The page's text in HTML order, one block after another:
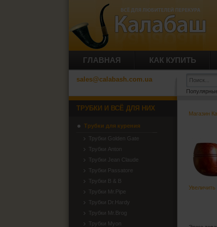
ГЛАВНАЯ КАК КУПИТЬ
sales@calabash.com.ua
Магазин
Увеличить
ТРУБКИ И ВСЁ ДЛЯ НИХ
Трубки для курения
Трубки Golden Gate
Трубки Anton
Трубки Jean Claude
Трубки Passatore
Трубки B & B
Трубки Mr.Pipe
Трубки Dr.Hardy
Трубки Mr.Brog
Трубки Myon